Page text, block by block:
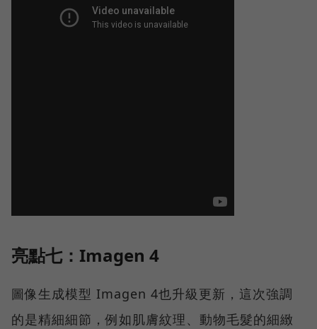
亮點七：Imagen 4
圖像生成模型 Imagen 4也升級更新，這次強調
的是精細細節，例如肌膚紋理、動物毛髮的細緻